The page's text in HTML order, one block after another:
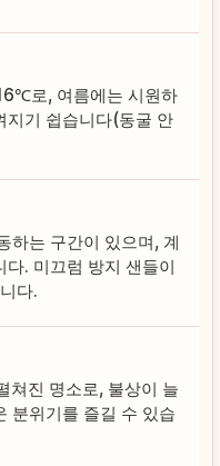
로, 여름에는 시원하
지기 쉽습니다(동굴 안
하는 구간이 있으며, 계
. 미끄럼 방지 샌들이
다.
쳐진 명소로, 불상이 늘
분위기를 즐길 수 있습